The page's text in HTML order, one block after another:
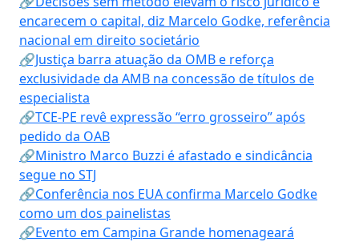
encarecem o capital, diz Marcelo Godke, referência
nacional em direito societário
🔗Justiça barra atuação da OMB e reforça
exclusividade da AMB na concessão de títulos de
especialista
🔗TCE-PE revê expressão “erro grosseiro” após
pedido da OAB
🔗Ministro Marco Buzzi é afastado e sindicância
segue no STJ
🔗Conferência nos EUA confirma Marcelo Godke
como um dos painelistas
🔗Evento em Campina Grande homenageará